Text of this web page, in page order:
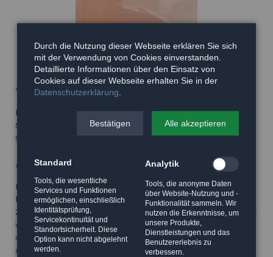
Verkaufsabsicht an Fremde
Falls Sie Ihr Unternehmen verkaufen wollen beraten wir
Sie bei der Festlegung des Kaufpreisen und unterstützen
Sie bei der Kontaktaufnahme mit potenziellen Käufern.
Grundsatz der Qualifikation
Bei der grundsätzlichen Entscheidung, ob eine
familieninterne oder eine externe Lösung im
Zusammenhang mit einer Unternehmensnachfolge verfolgt
werden sollte, kann sich der Unternehmer am Grundsatz
orientieren, dass man besser gut qualifizierte Dritte als
schlecht qualifizierte familiäre Nachfolger bestimmen
Durch die Nutzung dieser Webseite erklären Sie sich
mit der Verwendung von Cookies einverstanden.
Detaillierte Informationen über den Einsatz von
Cookies auf dieser Webseite erhalten Sie in der
Datenschutzerklärung
Bestätigen Alle akzeptieren
Standard
Tools, die wesentliche
Services und Funktionen
ermöglichen, einschließlich
Identitätsprüfung,
Servicekontinuität und
Standortsicherheit. Diese
Option kann nicht abgelehnt
werden.
Analytik
Tools, die anonyme Daten
über Website-Nutzung und -
Funktionalität sammeln. Wir
nutzen die Erkenntnisse, um
unsere Produkte,
Dienstleistungen und das
Benutzererlebnis zu
verbessern.